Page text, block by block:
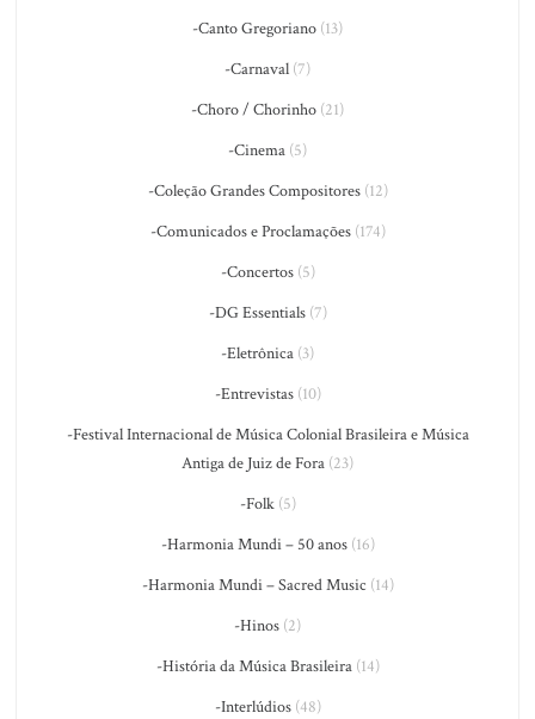
-Canto Gregoriano (13)
-Carnaval (7)
-Choro / Chorinho (21)
-Cinema (5)
-Coleção Grandes Compositores(12)
-Comunicados e Proclamações(174)
-Concertos(5)
-DG Essentials(7)
-Eletrônica (3)
-Entrevistas(10)
-Festival Internacional de Música Colonial Brasileira e Música
Antiga de Juiz de Fora (23)
-Folk(5)
-Harmonia Mundi – 50 anos(16)
-Harmonia Mundi – Sacred Music (14)
-Hinos (2)
-História da Música Brasileira(14)
-Interlúdios(48)